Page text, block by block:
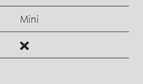
Mini